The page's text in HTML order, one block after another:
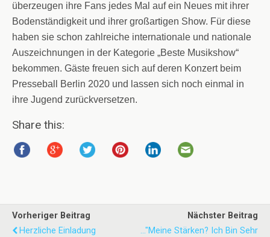
überzeugen ihre Fans jedes Mal auf ein Neues mit ihrer
Bodenständigkeit und ihrer großartigen Show. Für diese
haben sie schon zahlreiche internationale und nationale
Auszeichnungen in der Kategorie „Beste Musikshow“
bekommen. Gäste freuen sich auf deren Konzert beim
Presseball Berlin 2020 und lassen sich noch einmal in
ihre Jugend zurückversetzen.
Share this:
Vorheriger Beitrag
Herzliche Einladung
Nächster Beitrag
..."meine Stärken? Ich Bin Sehr